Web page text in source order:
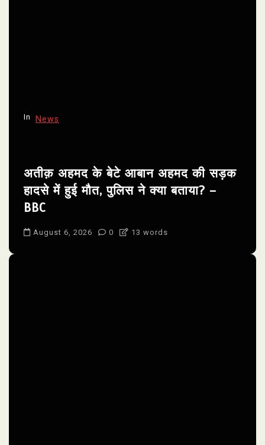
In News
अतीक़ अहमद के बेटे आबान अहमद की सड़क
हादसे में हुई मौत, पुलिस ने क्या बताया? –
BBC
August 6, 2026 0 13 words